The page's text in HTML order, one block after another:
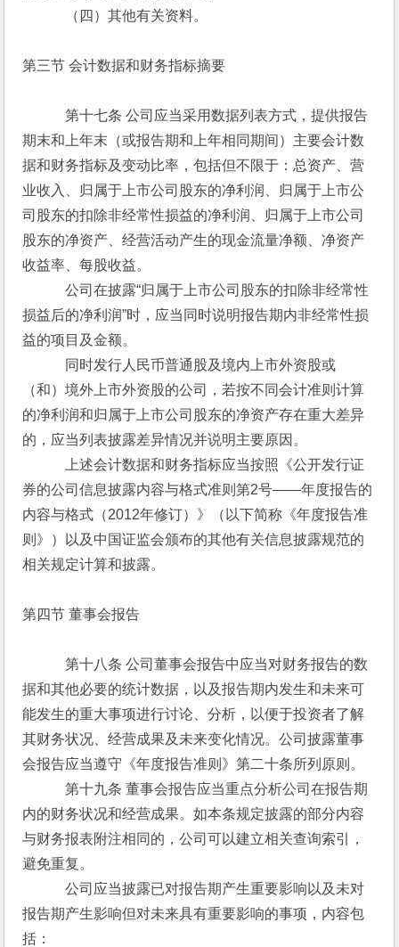
（四）其他有关资料。
第三节 会计数据和财务指标摘要
第十七条 公司应当采用数据列表方式，提供报告
期末和上年末（或报告期和上年相同期间）主要会计数
据和财务指标及变动比率，包括但不限于：总资产、营
业收入、归属于上市公司股东的净利润、归属于上市公
司股东的扣除非经常性损益的净利润、归属于上市公司
股东的净资产、经营活动产生的现金流量净额、净资产
收益率、每股收益。
公司在披露“归属于上市公司股东的扣除非经常性
损益后的净利润”时，应当同时说明报告期内非经常性损
益的项目及金额。
同时发行人民币普通股及境内上市外资股或
（和）境外上市外资股的公司，若按不同会计准则计算
的净利润和归属于上市公司股东的净资产存在重大差异
的，应当列表披露差异情况并说明主要原因。
上述会计数据和财务指标应当按照《公开发行证
券的公司信息披露内容与格式准则第2号——年度报告的
内容与格式（2012年修订）》（以下简称《年度报告准
则》）以及中国证监会颁布的其他有关信息披露规范的
相关规定计算和披露。
第四节 董事会报告
第十八条 公司董事会报告中应当对财务报告的数
据和其他必要的统计数据，以及报告期内发生和未来可
能发生的重大事项进行讨论、分析，以便于投资者了解
其财务状况、经营成果及未来变化情况。公司披露董事
会报告应当遵守《年度报告准则》第二十条所列原则。
第十九条 董事会报告应当重点分析公司在报告期
内的财务状况和经营成果。如本条规定披露的部分内容
与财务报表附注相同的，公司可以建立相关查询索引，
避免重复。
公司应当披露已对报告期产生重要影响以及未对
报告期产生影响但对未来具有重要影响的事项，内容包
括：